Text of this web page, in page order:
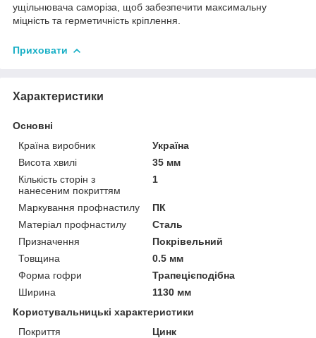
ущільнювача саморіза, щоб забезпечити максимальну
міцність та герметичність кріплення.
Приховати
Характеристики
Основні
Країна виробник
Україна
Висота хвилі
35 мм
Кількість сторін з
нанесеним покриттям
1
Маркування профнастилу
ПК
Матеріал профнастилу
Сталь
Призначення
Покрівельний
Товщина
0.5 мм
Форма гофри
Трапецієподібна
Ширина
1130 мм
Користувальницькі характеристики
Покриття
Цинк